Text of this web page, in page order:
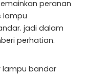
peranan
lampu
jadi dalam
perhatian.
lampu bandar